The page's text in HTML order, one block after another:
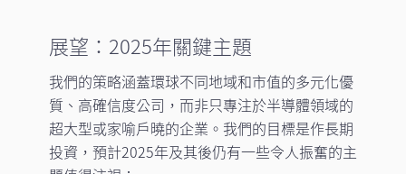
展望：2025年關鍵主題
我們的策略涵蓋環球不同地域和市值的多元化優
質、高確信度公司，而非只專注於半導體領域的
超大型或家喻戶曉的企業。我們的目標是作長期
投資，預計2025年及其後仍有一些令人振奮的主